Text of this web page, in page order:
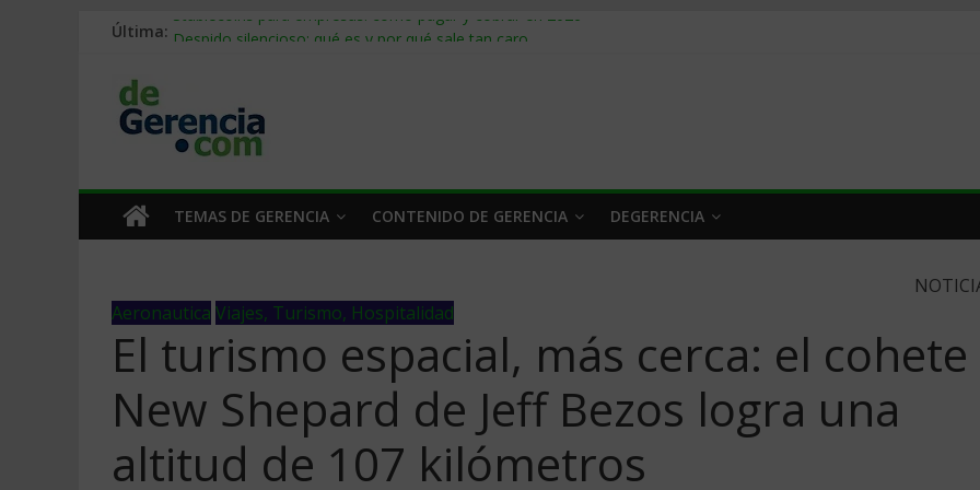
Última: Stablecoins para empresas: cómo pagar y cobrar en 2026
Trabajo forzoso en la cadena de suministro: qué hacer
Mercado hispano de EE. UU.: cómo segmentarlo y venderle
TEMAS DE GERENCIA CONTENIDO DE GERENCIA DEGERENCIA
Aeronautica Viajes, Turismo, Hospitalidad
El turismo espacial, más cerca: el cohete
New Shepard de Jeff Bezos logra una
altitud de 107 kilómetros